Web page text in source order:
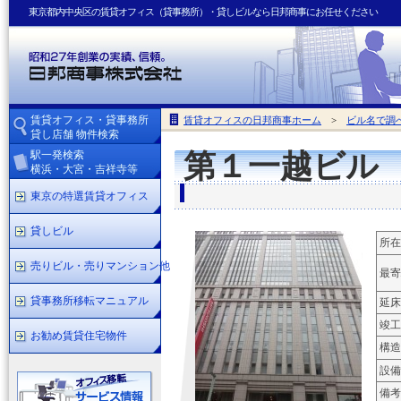
東京都内中央区の賃貸オフィス（貸事務所）・貸しビルなら日邦商事にお任せください
賃貸オフィスの日邦商事ホーム > ビル名で調
第１一越ビル
所
最
延床
竣工
構
設備
備考
賃貸オフィス・貸事務所
貸し店舗 物件検索
駅一発検索
横浜・大宮・吉祥寺等
東京の特選賃貸オフィス
貸しビル
売りビル・売りマンション他
貸事務所移転マニュアル
お勧め賃貸住宅物件